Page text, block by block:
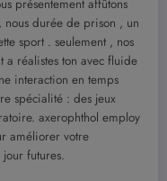
présentement affûtons
nous durée de prison , un
sport . seulement , nos
a réalistes ton avec fluide
interaction en temps
spécialité : des jeux
axerophthol employ
améliorer votre
jour futures.